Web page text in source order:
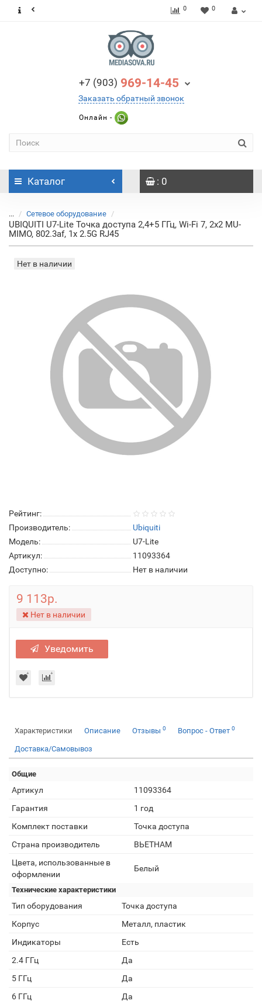
0 0
+7 (903) 969-14-45
Заказать обратный звонок
Онлайн -
Каталог : 0
... Сетевое оборудование
UBIQUITI U7-Lite Точка доступа 2,4+5 ГГц, Wi-Fi 7, 2х2 MU-
MIMO, 802.3af, 1х 2.5G RJ45
Нет в наличии
Рейтинг:
Производитель:
Ubiquiti
Модель:
U7-Lite
Артикул:
11093364
Доступно:
Нет в наличии
9 113р.
Нет в наличии
Уведомить
Характеристики Описание Отзывы 0 Вопрос - Ответ 0
Доставка/Самовывоз
Общие
Артикул
11093364
Гарантия
1 год
Комплект поставки
Точка доступа
Страна производитель
ВЬЕТНАМ
Цвета, использованные в
оформлении
Белый
Технические характеристики
Тип оборудования
Точка доступа
Корпус
Металл, пластик
Индикаторы
Есть
2.4 ГГц
Да
5 ГГц
Да
6 ГГц
Да